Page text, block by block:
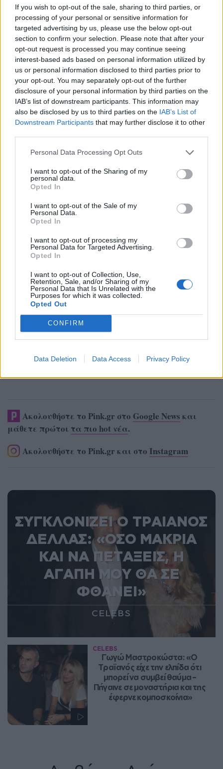
If you wish to opt-out of the sale, sharing to third parties, or
processing of your personal or sensitive information for
targeted advertising by us, please use the below opt-out
section to confirm your selection. Please note that after your
opt-out request is processed you may continue seeing
interest-based ads based on personal information utilized by
us or personal information disclosed to third parties prior to
your opt-out. You may separately opt-out of the further
disclosure of your personal information by third parties on the
IAB’s list of downstream participants. This information may
also be disclosed by us to third parties on the IAB’s List of
Downstream Participants that may further disclose it to other
Personal Data Processing Opt Outs
I want to opt-out of the Sharing of my
personal data.
Opted In
I want to opt-out of the Sale of my
Personal Data.
Opted In
I want to opt-out of processing my
Personal Data for Targeted Advertising.
Opted In
I want to opt-out of Collection, Use,
Retention, Sale, and/or Sharing of my
Personal Data that Is Unrelated with the
Purposes for which it was collected.
Opted Out
CONFIRM
Data Deletion Data Access Privacy Policy
με τέτοια φροντίδα που μακάρι όλοι στη ζωή, να
έχουν έναν Τραϊανό στη ζωή τους… ένα φύλακα
άγγελο, Τραϊανό» κατέληξε στην τοποθέτησή του.
ΔΙΑΦΗΜΙΣΗ
Ακολουθήστε το Pink.gr στο Google News και
μάθετε πρώτοι τα πιο hot νέα.
Ακολουθήστε το Pink.gr και στο Instagram
ΣΥΓΚΛΟΝΙΖΕΙ Ο ΤΡΑΙΑΝΟΣ
ΔΕΛΛΑΣ: «ΟΣΟ ΜΑΚΡΙΑ
ΚΑΙ ΝΑ ΠΕΤΑΞΕΙΣ, Η
ΑΓΑΠΗ ΜΟΥ ΘΑ ΣΕ
ΦΘΑΝΕΙ»
CELEBS
CELEBS
Γωγώ Μαστροκώστα: «Ο
Τραϊανός είχε την ελπίδα ότι
μπορεί να συμβεί θαύμα –
Πήγαινε σε μοναστήρια και της
έφερνε κομποσκοίνια»